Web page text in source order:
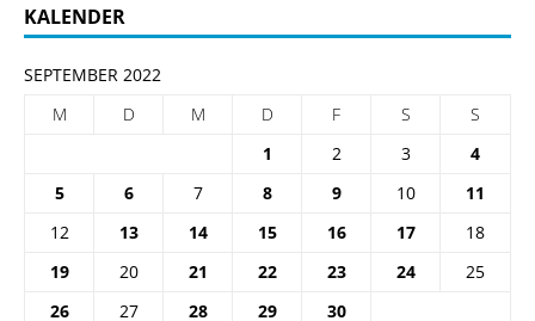
KALENDER
SEPTEMBER 2022
M
D M D F S
S
1
2 3
4
5
6 7 8 9 10
11
12
13 14 15 16 17
18
19
20 21 22 23 24
25
26
27 28 29 30